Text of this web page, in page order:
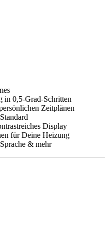
in 0,5-Grad-Schritten
Zeitplänen
Display
für Deine Heizung
& mehr